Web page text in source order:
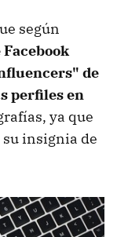
según
Facebook
de
perfiles en
ya que
su insignia de